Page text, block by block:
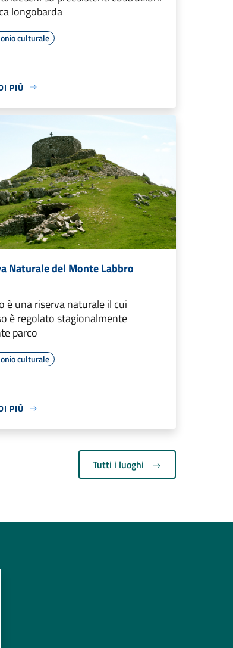
longobarda
culturale
PIÙ
Naturale del Monte Labbro
è una riserva naturale il cui
è regolato stagionalmente
parco
culturale
PIÙ
Tutti i luoghi